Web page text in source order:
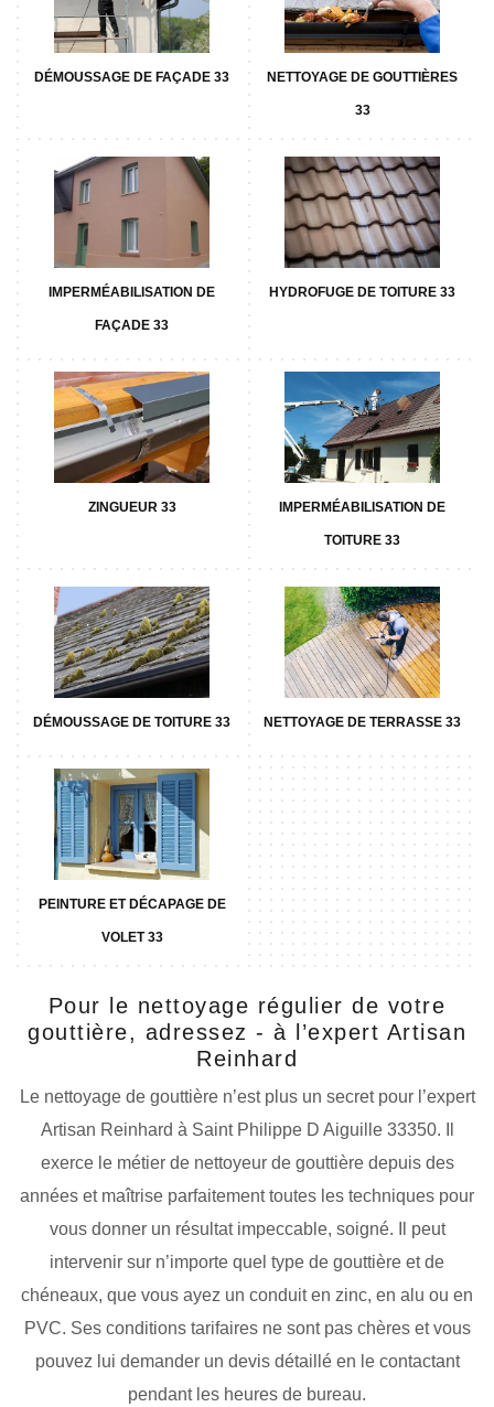
DÉMOUSSAGE DE FAÇADE 33 NETTOYAGE DE GOUTTIÈRES
33
IMPERMÉABILISATION DE
FAÇADE 33
HYDROFUGE DE TOITURE 33
ZINGUEUR 33 IMPERMÉABILISATION DE
TOITURE 33
DÉMOUSSAGE DE TOITURE 33 NETTOYAGE DE TERRASSE 33
PEINTURE ET DÉCAPAGE DE
VOLET 33
Pour le nettoyage régulier de votre
gouttière, adressez - à l’expert Artisan
Reinhard
Le nettoyage de gouttière n’est plus un secret pour l’expert
Artisan Reinhard à Saint Philippe D Aiguille 33350. Il
exerce le métier de nettoyeur de gouttière depuis des
années et maîtrise parfaitement toutes les techniques pour
vous donner un résultat impeccable, soigné. Il peut
intervenir sur n’importe quel type de gouttière et de
chéneaux, que vous ayez un conduit en zinc, en alu ou en
PVC. Ses conditions tarifaires ne sont pas chères et vous
pouvez lui demander un devis détaillé en le contactant
pendant les heures de bureau.